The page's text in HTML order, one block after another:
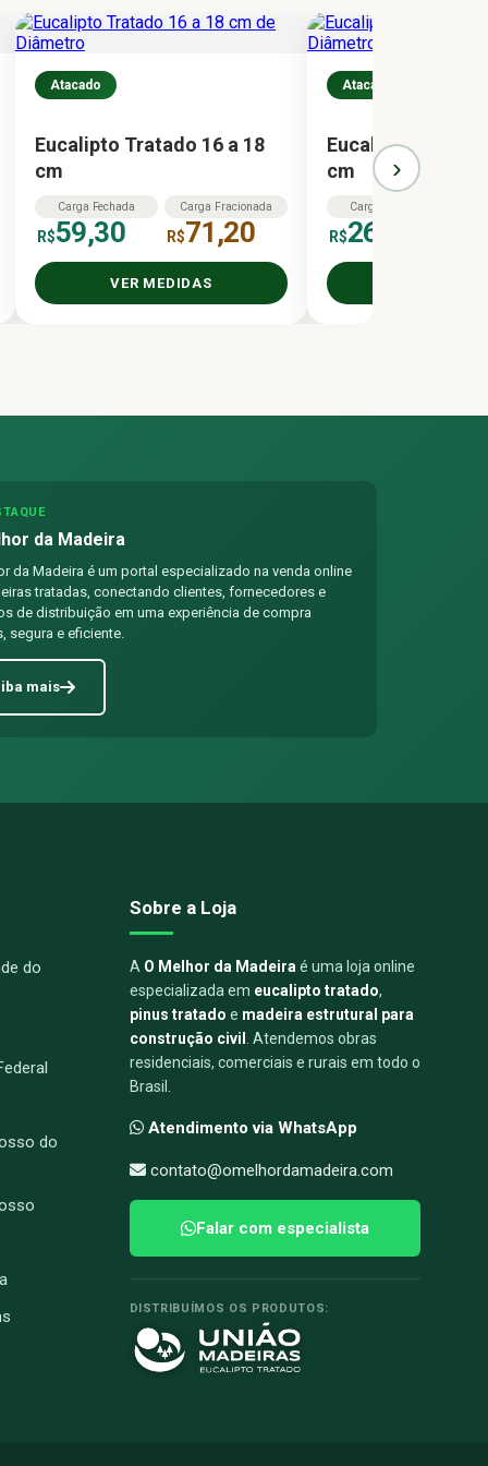
Atacado
Eucalipto Tratado 16 a 18
cm
Carga Fechada
R$59,30
Carga Fracionada
R$71,20
VER MEDIDAS
Atacado
Eucalipto
cm
Carga
R$269,80
›
da Madeira
da Madeira é um portal especializado na venda online
tratadas, conectando clientes, fornecedores e
de distribuição em uma experiência de compra
segura e eficiente.
mais
do
do
Sobre a Loja
A O Melhor da Madeira é uma loja online
especializada em eucalipto tratado,
pinus tratado e madeira estrutural para
construção civil
. Atendemos obras
residenciais, comerciais e rurais em todo o
Brasil.
Atendimento via WhatsApp
contato@omelhordamadeira.com
Falar com especialista
DISTRIBUÍMOS OS PRODUTOS: